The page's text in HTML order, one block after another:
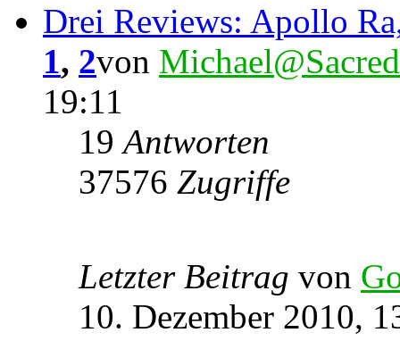
Drei Reviews: Apollo
1, 2von
19:11
19Antworten
37576 Zugriffe
Letzter Beitrag von
10. Dezember 2010,